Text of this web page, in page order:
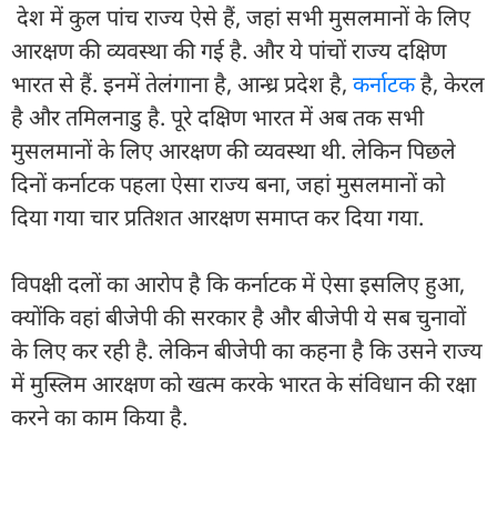
देश में कुल पांच राज्य ऐसे हैं, जहां सभी मुसलमानों के लिए
आरक्षण की व्यवस्था की गई है. और ये पांचों राज्य दक्षिण
भारत से हैं. इनमें तेलंगाना है, आन्ध्र प्रदेश है, कर्नाटकहै, केरल
है और तमिलनाडु है. पूरे दक्षिण भारत में अब तक सभी
मुसलमानों के लिए आरक्षण की व्यवस्था थी. लेकिन पिछले
दिनों कर्नाटक पहला ऐसा राज्य बना, जहां मुसलमानों को
दिया गया चार प्रतिशत आरक्षण समाप्त कर दिया गया.
विपक्षी दलों का आरोप है कि कर्नाटक में ऐसा इसलिए हुआ,
क्योंकि वहां बीजेपी की सरकार है और बीजेपी ये सब चुनावों
के लिए कर रही है. लेकिन बीजेपी का कहना है कि उसने राज्य
में मुस्लिम आरक्षण को खत्म करके भारत के संविधान की रक्षा
करने का काम किया है.